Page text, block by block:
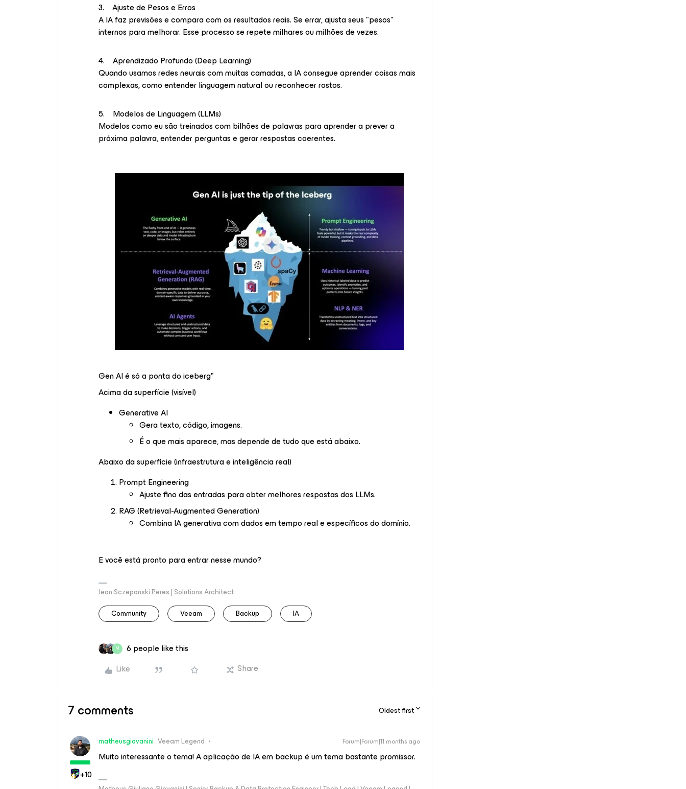
3. Ajuste de Pesos e Erros
A IA faz previsões e compara com os resultados reais. Se errar, ajusta seus "pesos"
internos para melhorar. Esse processo se repete milhares ou milhões de vezes.
4. Aprendizado Profundo (Deep Learning)
Quando usamos redes neurais com muitas camadas, a IA consegue aprender coisas mais
complexas, como entender linguagem natural ou reconhecer rostos.
5. Modelos de Linguagem (LLMs)
Modelos como eu são treinados com bilhões de palavras para aprender a prever a
próxima palavra, entender perguntas e gerar respostas coerentes.
Gen AI é só a ponta do iceberg"
Acima da superfície (visível)
Generative AI
Gera texto, código, imagens.
É o que mais aparece, mas depende de tudo que está abaixo.
Abaixo da superfície (infraestrutura e inteligência real)
Prompt Engineering
Ajuste fino das entradas para obter melhores respostas dos LLMs.
RAG (Retrieval-Augmented Generation)
Combina IA generativa com dados em tempo real e específicos do domínio.
E você está pronto para entrar nesse mundo?
Jean Sczepanski Peres | Solutions Architect
Community
Veeam Backup IA
M
6 people like this
Like
Share
7 comments Oldest first
+10
matheusgiovanini Veeam Legend Forum|Forum|11 months ago
Muito interessante o tema! A aplicação de IA em backup é um tema bastante promissor.